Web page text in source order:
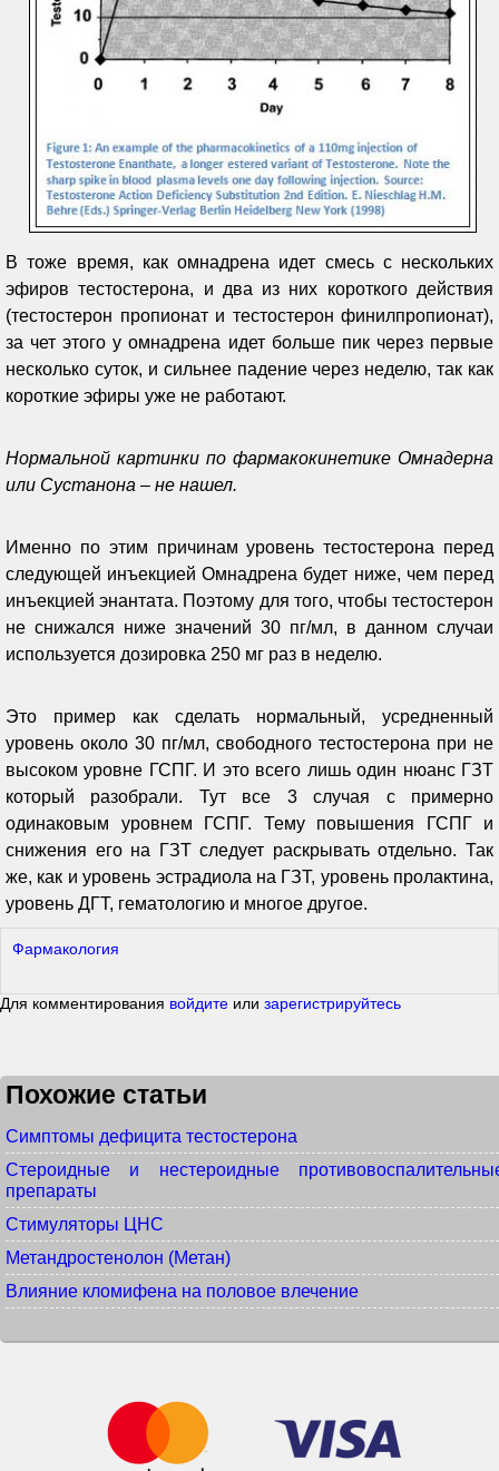
В тоже время, как омнадрена идет смесь с нескольких
эфиров тестостерона, и два из них короткого действия
(тестостерон пропионат и тестостерон финилпропионат),
за чет этого у омнадрена идет больше пик через первые
несколько суток, и сильнее падение через неделю, так как
короткие эфиры уже не работают.
Нормальной картинки по фармакокинетике Омнадерна
или Сустанона – не нашел.
Именно по этим причинам уровень тестостерона перед
следующей инъекцией Омнадрена будет ниже, чем перед
инъекцией энантата. Поэтому для того, чтобы тестостерон
не снижался ниже значений 30 пг/мл, в данном случаи
используется дозировка 250 мг раз в неделю.
Это пример как сделать нормальный, усредненный
уровень около 30 пг/мл, свободного тестостерона при не
высоком уровне ГСПГ. И это всего лишь один нюанс ГЗТ
который разобрали. Тут все 3 случая с примерно
одинаковым уровнем ГСПГ. Тему повышения ГСПГ и
снижения его на ГЗТ следует раскрывать отдельно. Так
же, как и уровень эстрадиола на ГЗТ, уровень пролактина,
уровень ДГТ, гематологию и многое другое.
Фармакология
Для комментирования войдите или зарегистрируйтесь
Похожие статьи
Симптомы дефицита тестостерона
Стероидные и нестероидные
препараты
Стимуляторы ЦНС
Метандростенолон (Метан)
Влияние кломифена на половое влечение